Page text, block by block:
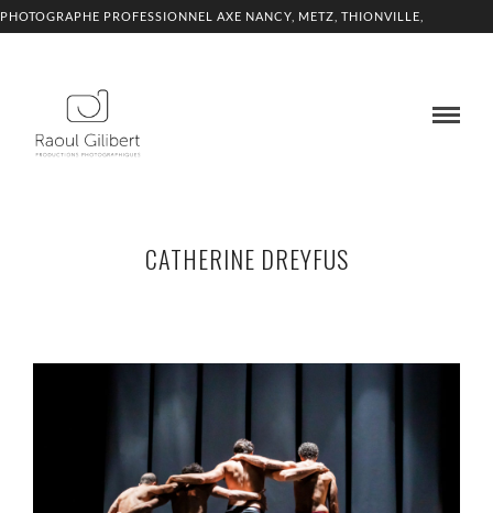
PHOTOGRAPHE PROFESSIONNEL AXE NANCY, METZ, THIONVILLE,
CATHERINE DREYFUS